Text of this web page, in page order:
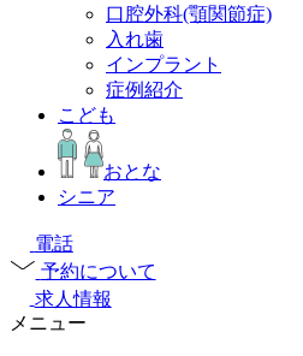
口腔外科(顎関節症)
入れ歯
インプラント
症例紹介
こども
おとな
シニア
電話
予約について
求人情報
メニュー